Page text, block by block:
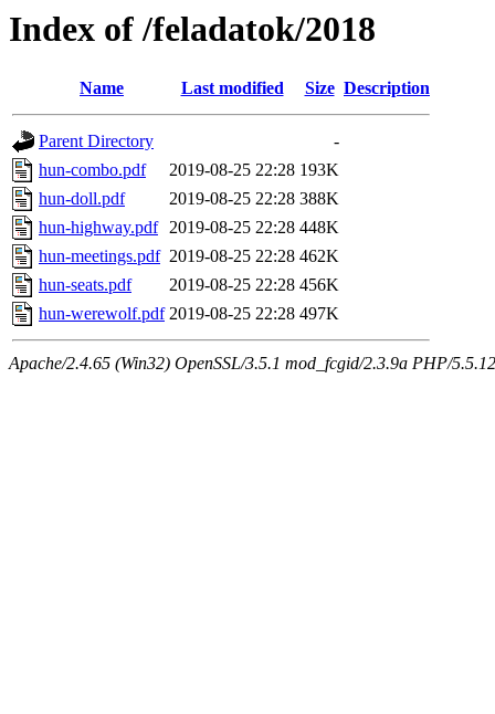
Index of /feladatok/2018
Name Last modified Size Description
Parent Directory
-
hun-combo.pdf
2019-08-25 22:28 193K
hun-doll.pdf
2019-08-25 22:28 388K
hun-highway.pdf 2019-08-25 22:28 448K
hun-meetings.pdf 2019-08-25 22:28 462K
hun-seats.pdf
2019-08-25 22:28 456K
hun-werewolf.pdf 2019-08-25 22:28 497K
Apache/2.4.65 (Win32) OpenSSL/3.5.1 mod_fcgid/2.3.9a PHP/